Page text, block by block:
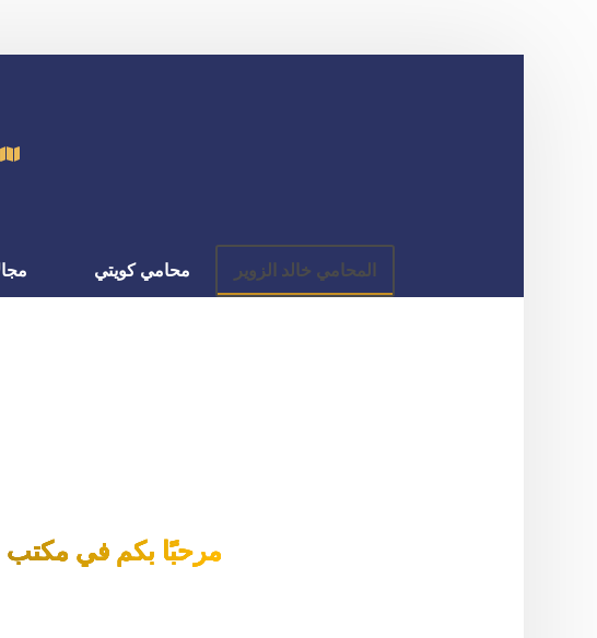
المحامي خالد الزوير محامي كويتي
مرحبًا بكم في مكتب